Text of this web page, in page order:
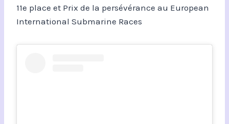
11e place et Prix de la persévérance au European
International Submarine Races